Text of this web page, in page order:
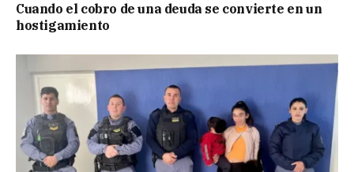
Cuando el cobro de una deuda se convierte en un
hostigamiento